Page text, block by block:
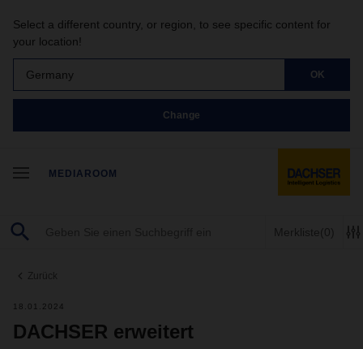
Select a different country, or region, to see specific content for
your location!
Germany OK
Change
MEDIAROOM
Merkliste(0)
Zurück
18.01.2024
DACHSER erweitert